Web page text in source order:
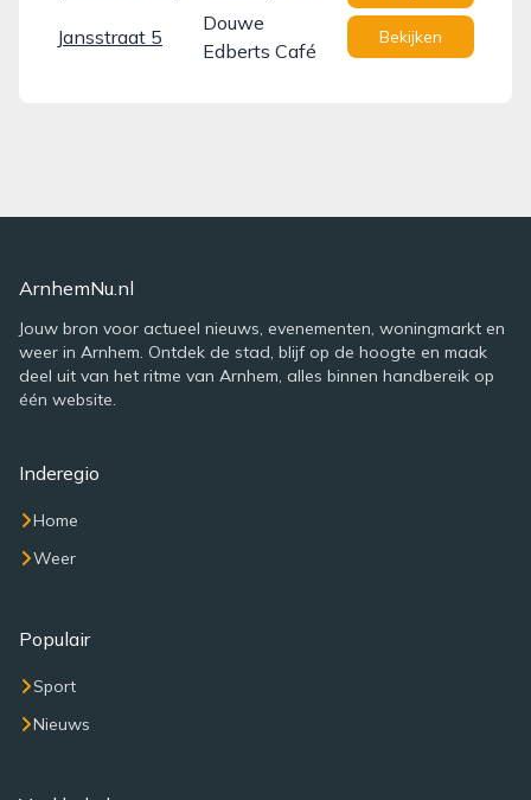
Jansstraat 5
Douwe
Edberts Café
Bekijken
ArnhemNu.nl
Jouw bron voor actueel nieuws, evenementen, woningmarkt en
weer in Arnhem. Ontdek de stad, blijf op de hoogte en maak
deel uit van het ritme van Arnhem, alles binnen handbereik op
één website.
Inderegio
Home
Weer
Populair
Sport
Nieuws